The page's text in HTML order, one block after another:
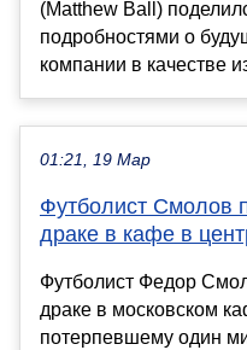
(Matthew Ball)
подробностями о
компании в качестве
01:21, 19 Мар
Футболист Смолов
драке в кафе в
Футболист Федор
драке в московском
потерпевшему один